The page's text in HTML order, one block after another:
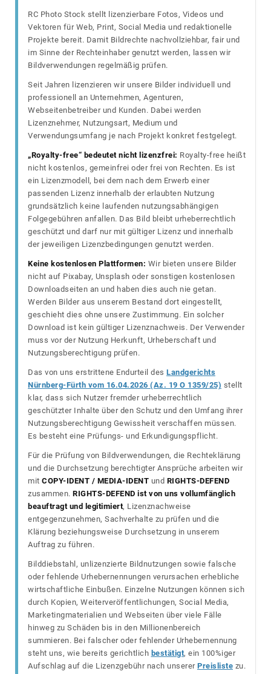
RC Photo Stock stellt lizenzierbare Fotos, Videos und
Vektoren für Web, Print, Social Media und redaktionelle
Projekte bereit. Damit Bildrechte nachvollziehbar, fair und
im Sinne der Rechteinhaber genutzt werden, lassen wir
Bildverwendungen regelmäßig prüfen.
Seit Jahren lizenzieren wir unsere Bilder individuell und
professionell an Unternehmen, Agenturen,
Webseitenbetreiber und Kunden. Dabei werden
Lizenznehmer, Nutzungsart, Medium und
Verwendungsumfang je nach Projekt konkret festgelegt.
„Royalty-free“ bedeutet nicht lizenzfrei: Royalty-free heißt
nicht kostenlos, gemeinfrei oder frei von Rechten. Es ist
ein Lizenzmodell, bei dem nach dem Erwerb einer
passenden Lizenz innerhalb der erlaubten Nutzung
grundsätzlich keine laufenden nutzungsabhängigen
Folgegebühren anfallen. Das Bild bleibt urheberrechtlich
geschützt und darf nur mit gültiger Lizenz und innerhalb
der jeweiligen Lizenzbedingungen genutzt werden.
Keine kostenlosen Plattformen: Wir bieten unsere Bilder
nicht auf Pixabay, Unsplash oder sonstigen kostenlosen
Downloadseiten an und haben dies auch nie getan.
Werden Bilder aus unserem Bestand dort eingestellt,
geschieht dies ohne unsere Zustimmung. Ein solcher
Download ist kein gültiger Lizenznachweis. Der Verwender
muss vor der Nutzung Herkunft, Urheberschaft und
Nutzungsberechtigung prüfen.
Das von uns erstrittene Endurteil des Landgerichts
Nürnberg-Fürth vom 16.04.2026 (Az. 19 O 1359/25) stellt
klar, dass sich Nutzer fremder urheberrechtlich
geschützter Inhalte über den Schutz und den Umfang ihrer
Nutzungsberechtigung Gewissheit verschaffen müssen.
Es besteht eine Prüfungs- und Erkundigungspflicht.
Für die Prüfung von Bildverwendungen, die Rechteklärung
und die Durchsetzung berechtigter Ansprüche arbeiten wir
mit COPY-IDENT / MEDIA-IDENT und RIGHTS-DEFEND
zusammen. RIGHTS-DEFEND ist von uns vollumfänglich
beauftragt und legitimiert, Lizenznachweise
entgegenzunehmen, Sachverhalte zu prüfen und die
Klärung beziehungsweise Durchsetzung in unserem
Auftrag zu führen.
Bilddiebstahl, unlizenzierte Bildnutzungen sowie falsche
oder fehlende Urhebernennungen verursachen erhebliche
wirtschaftliche Einbußen. Einzelne Nutzungen können sich
durch Kopien, Weiterveröffentlichungen, Social Media,
Marketingmaterialien und Webseiten über viele Fälle
hinweg zu Schäden bis in den Millionenbereich
summieren. Bei falscher oder fehlender Urhebernennung
steht uns, wie bereits gerichtlich bestätigt, ein 100%iger
Aufschlag auf die Lizenzgebühr nach unserer Preisliste zu.